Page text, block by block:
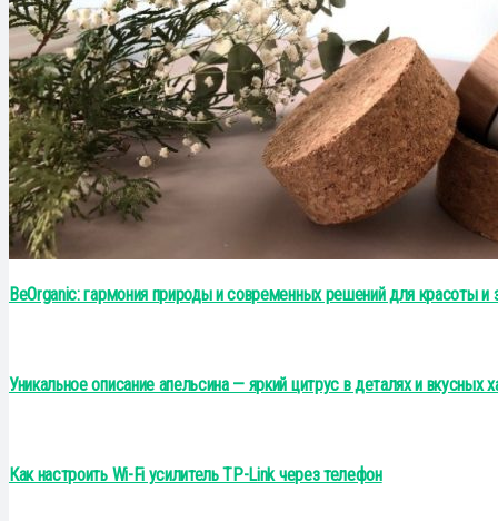
BeOrganic: гармония природы и современных решений для красоты и
Уникальное описание апельсина — яркий цитрус в деталях и вкусных
Как настроить Wi-Fi усилитель TP-Link через телефон